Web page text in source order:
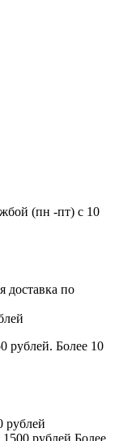
(пн -пт) с 10
доставка по
рублей. Более 10
рублей